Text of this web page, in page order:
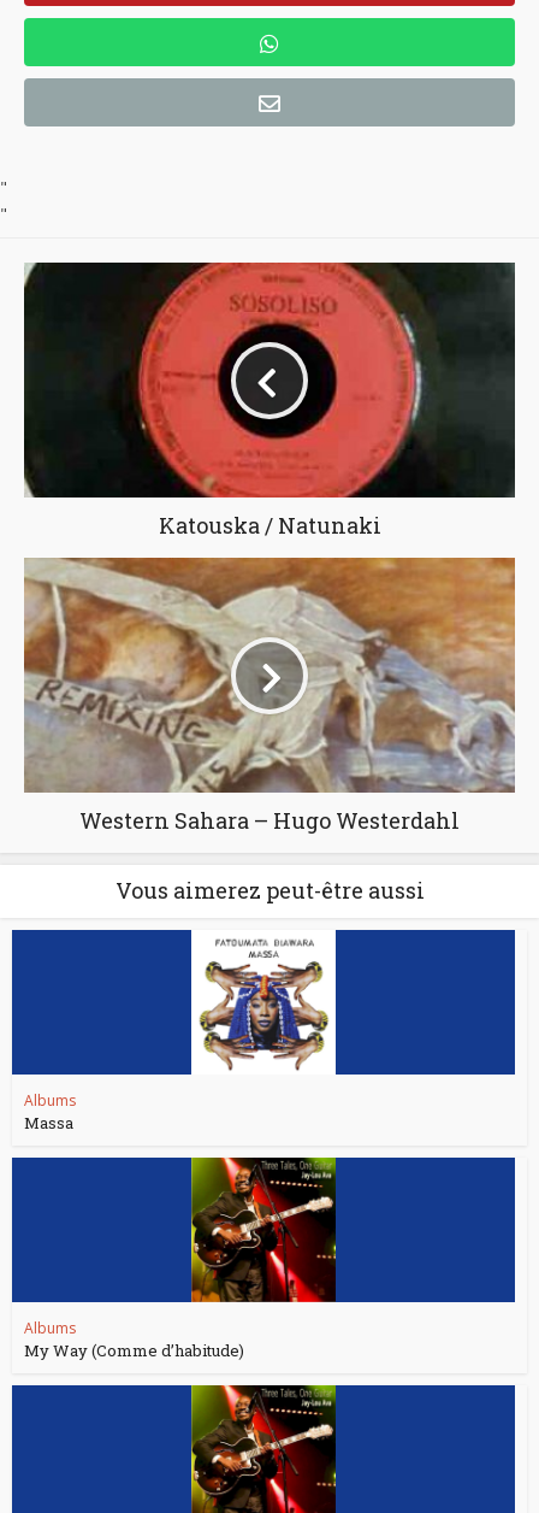
"
"
Katouska / Natunaki
Western Sahara – Hugo Westerdahl
Vous aimerez peut-être aussi
Albums
Massa
Albums
My Way (Comme d’habitude)